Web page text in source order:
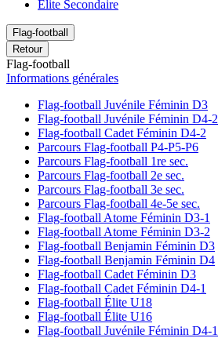
Élite Secondaire
Flag-football
Retour
Flag-football
Informations générales
Flag-football Juvénile Féminin D3
Flag-football Juvénile Féminin D4-2
Flag-football Cadet Féminin D4-2
Parcours Flag-football P4-P5-P6
Parcours Flag-football 1re sec.
Parcours Flag-football 2e sec.
Parcours Flag-football 3e sec.
Parcours Flag-football 4e-5e sec.
Flag-football Atome Féminin D3-1
Flag-football Atome Féminin D3-2
Flag-football Benjamin Féminin D3
Flag-football Benjamin Féminin D4
Flag-football Cadet Féminin D3
Flag-football Cadet Féminin D4-1
Flag-football Élite U18
Flag-football Élite U16
Flag-football Juvénile Féminin D4-1